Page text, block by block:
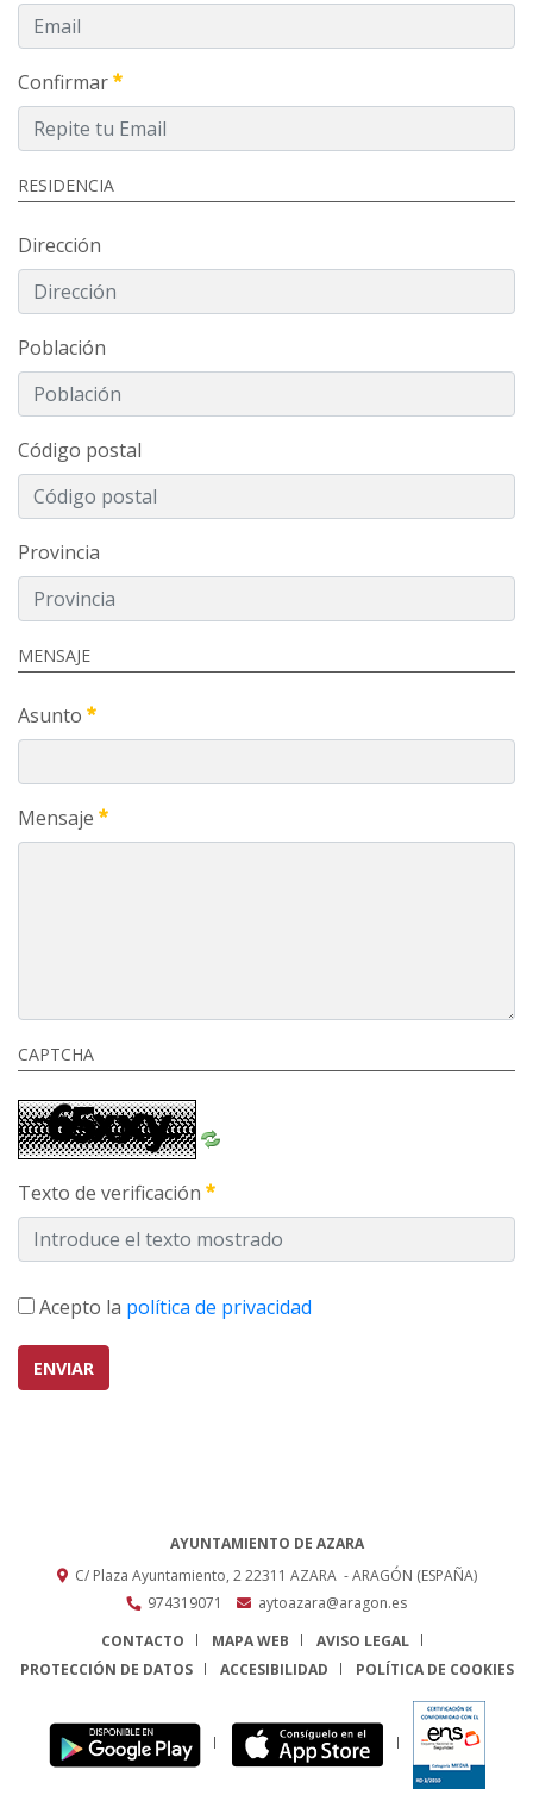
Confirmar
RESIDENCIA
Dirección
Población
Código postal
Provincia
MENSAJE
Asunto
Mensaje
CAPTCHA
Texto de verificación
Acepto la política de privacidad
ENVIAR
AYUNTAMIENTO DE AZARA
C/ Plaza Ayuntamiento, 222311 AZARA - ARAGÓN (ESPAÑA)
974319071
aytoazara@aragon.es
CONTACTO
MAPA WEB
AVISO LEGAL
PROTECCIÓN DE DATOS
ACCESIBILIDAD POLÍTICA DE COOKIES